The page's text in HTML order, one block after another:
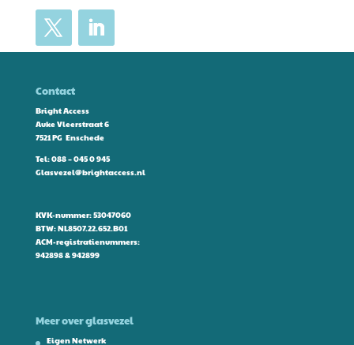
Contact
Bright Access
Auke Vleerstraat 6
7521 PG Enschede
Tel:088 – 045 0 945
Glasvezel@brightaccess.nl
KVK-nummer: 53047060
BTW: NL8507.22.652.B01
ACM-registratienummers:
942898 & 942899
Meer over glasvezel
Eigen Netwerk